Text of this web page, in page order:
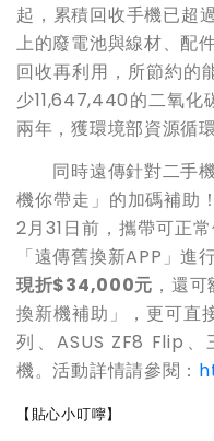
起，累積回收手機已超
上的廢電池與線材、配
回收再利用，所節約的
少11,647,440的二氧化
兩年，獲環境部資源循
同時遠傳針對二手機
機你帶走」的加碼補助
2月31日前，攜帶可正
「遠傳舊換新APP」進
現折$34,000元 ，還
換新機補助」，更可直
列、ASUS ZF8 Flip
機。活動詳情請參閱：
【貼心小叮嚀】